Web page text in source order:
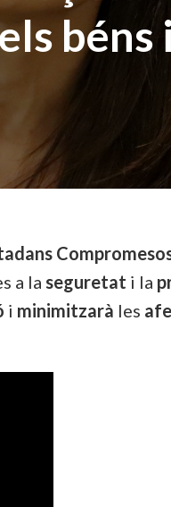
béns i
a la seguretat i la
i minimitzarà les